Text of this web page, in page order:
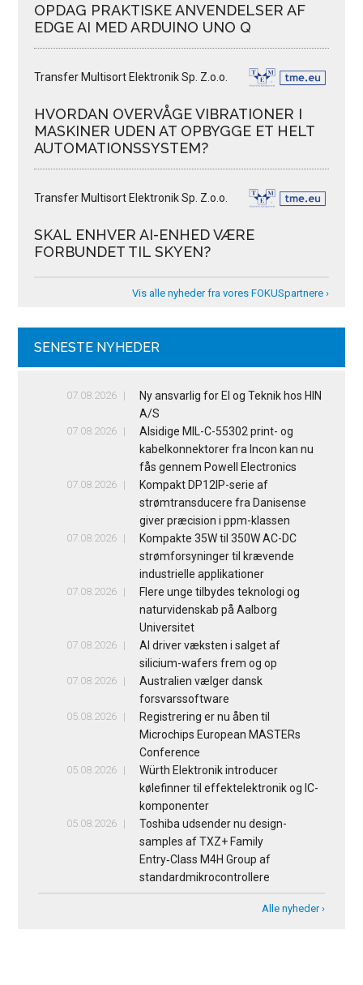
OPDAG PRAKTISKE ANVENDELSER AF
EDGE AI MED ARDUINO UNO Q
Transfer Multisort Elektronik Sp. Z.o.o.
HVORDAN OVERVÅGE VIBRATIONER I
MASKINER UDEN AT OPBYGGE ET HELT
AUTOMATIONSSYSTEM?
Transfer Multisort Elektronik Sp. Z.o.o.
SKAL ENHVER AI-ENHED VÆRE
FORBUNDET TIL SKYEN?
Vis alle nyheder fra vores FOKUSpartnere ›
SENESTE NYHEDER
07.08.2026
Ny ansvarlig for El og Teknik hos HIN
A/S
07.08.2026
Alsidige MIL-C-55302 print- og
kabelkonnektorer fra Incon kan nu
fås gennem Powell Electronics
07.08.2026
Kompakt DP12IP-serie af
strømtransducere fra Danisense
giver præcision i ppm-klassen
07.08.2026
Kompakte 35W til 350W AC-DC
strømforsyninger til krævende
industrielle applikationer
07.08.2026
Flere unge tilbydes teknologi og
naturvidenskab på Aalborg
Universitet
07.08.2026
AI driver væksten i salget af
silicium-wafers frem og op
07.08.2026
Australien vælger dansk
forsvarssoftware
05.08.2026
Registrering er nu åben til
Microchips European MASTERs
Conference
05.08.2026
Würth Elektronik introducer
kølefinner til effektelektronik og IC-
komponenter
05.08.2026
Toshiba udsender nu design-
samples af TXZ+ Family
Entry‑Class M4H Group af
standardmikrocontrollere
Alle nyheder ›